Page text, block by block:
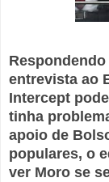
entrevista ao
Intercept
tinha
apoio de
populares, o
ver Moro se